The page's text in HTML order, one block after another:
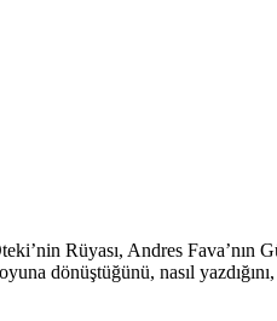
Rüyası, Andres Fava’nın
dönüştüğünü, nasıl